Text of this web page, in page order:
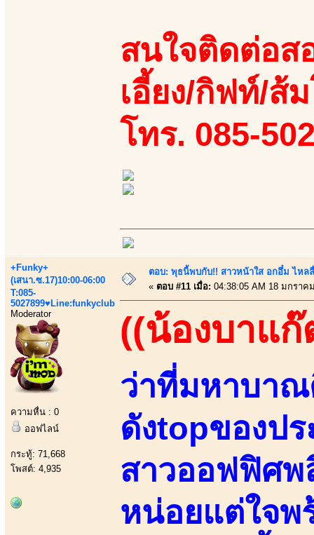
สนใจติดต่อส
เอี้ยง/กิฟท์/ส้
โทร. 085-
+Funky+
(เสนา.ซ.17)10:00-06:00
T:085-
5027899♥Line:funkyclub
Moderator
ความหื่น : 0
ออฟไลน์
กระทู้: 71,668
โพสต์: 4,935
ตอบ: พุธนี้พบกับ!! สาวหน้าใส อกอึ๋ม ไหล
« ตอบ #11 เมื่อ: 04:38:05 AM 18 มกราค
((น้องบาแก๊
ว่าที่มหาบา
ดังtopของป
สาวออฟฟิศพ
หน่อยแต่ใจพ